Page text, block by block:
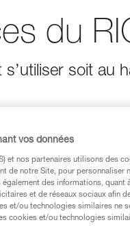
du
soit au
utilisés dans ce conseil
la notice technique pour
entraînement
seul, en toute sécurité,
vos données
et nos partenaires utilisons des
de notre Site, pour
des informations, quant
et de réseaux sociaux afin
et/ou technologies similaires ne
cookies et/ou technologies